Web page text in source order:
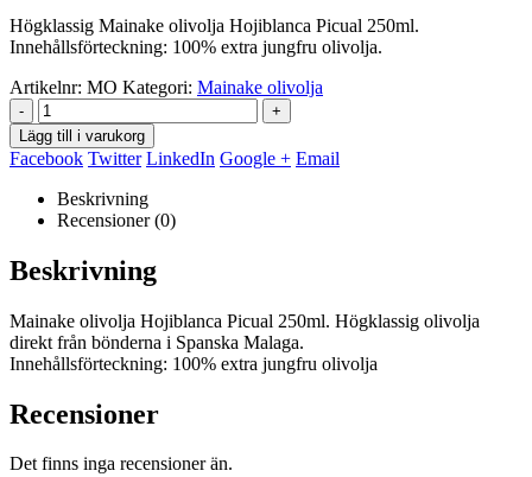
Högklassig Mainake olivolja Hojiblanca Picual 250ml.
Innehållsförteckning: 100% extra jungfru olivolja.
Artikelnr: MO Kategori: Mainake olivolja
-
+
Lägg till i varukorg
Facebook Twitter LinkedIn Google + Email
Beskrivning
Recensioner (0)
Beskrivning
Mainake olivolja Hojiblanca Picual 250ml. Högklassig olivolja
direkt från bönderna i Spanska Malaga.
Innehållsförteckning: 100% extra jungfru olivolja
Recensioner
Det finns inga recensioner än.